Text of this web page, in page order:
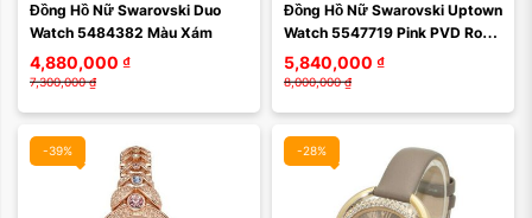
Đồng Hồ Nữ Swarovski Duo
Watch 5484382 Màu Xám
4,880,000 ₫
7,300,000 ₫
Đồng Hồ Nữ Swarovski Uptown
Watch 5547719 Pink PVD Rose
Gold Tone Màu Vàng Hồng
5,840,000 ₫
8,000,000 ₫
-39%
Xóa
-28%
Xóa